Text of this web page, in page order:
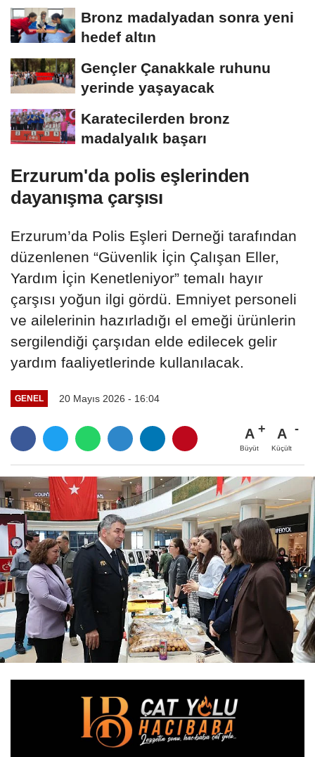
Bronz madalyadan sonra yeni
hedef altın
Gençler Çanakkale ruhunu
yerinde yaşayacak
Karatecilerden bronz
madalyalık başarı
Erzurum'da polis eşlerinden
dayanışma çarşısı
Erzurum’da Polis Eşleri Derneği tarafından
düzenlenen “Güvenlik İçin Çalışan Eller,
Yardım İçin Kenetleniyor” temalı hayır
çarşısı yoğun ilgi gördü. Emniyet personeli
ve ailelerinin hazırladığı el emeği ürünlerin
sergilendiği çarşıdan elde edilecek gelir
yardım faaliyetlerinde kullanılacak.
GENEL 20 Mayıs 2026 - 16:04
A
Büyüt
A
Küçült